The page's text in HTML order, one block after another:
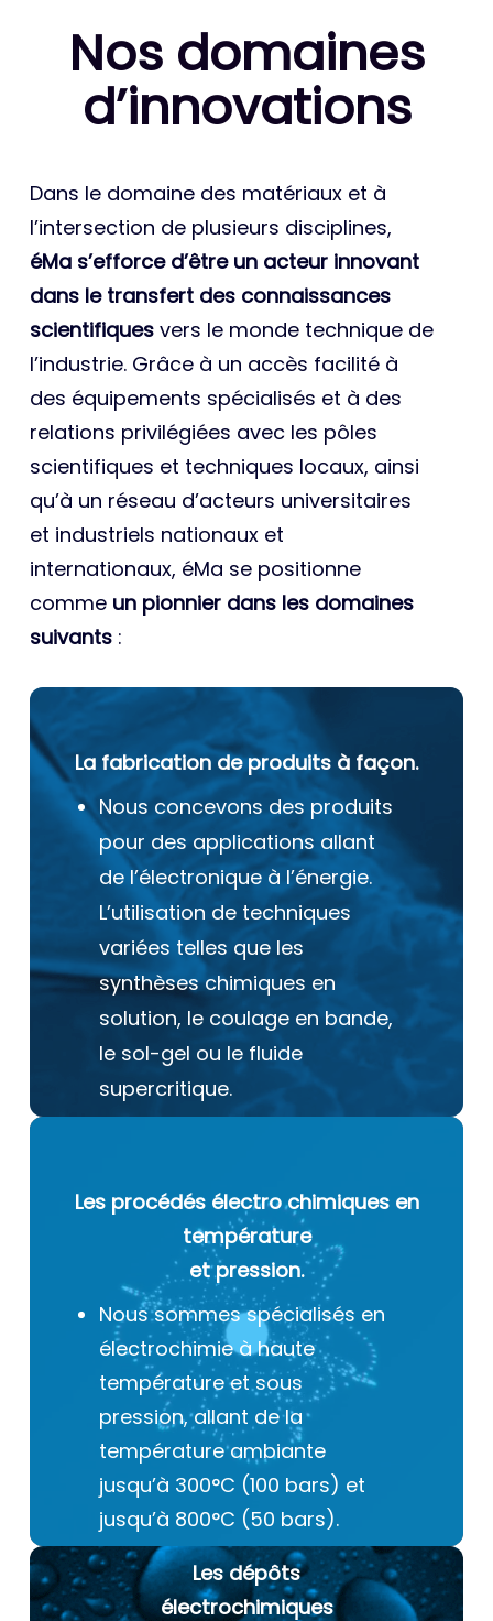
Nos domaines
d’innovations
Dans le domaine des matériaux et à
l’intersection de plusieurs disciplines,
éMa s’efforce d’être un acteur innovant
dans le transfert des connaissances
scientifiques vers le monde technique de
l’industrie. Grâce à un accès facilité à
des équipements spécialisés et à des
relations privilégiées avec les pôles
scientifiques et techniques locaux, ainsi
qu’à un réseau d’acteurs universitaires
et industriels nationaux et
internationaux, éMa se positionne
comme un pionnier dans les domaines
suivants :
La fabrication de produits à façon.
Nous concevons des produits
pour des applications allant
de l’électronique à l’énergie.
L’utilisation de techniques
variées telles que les
synthèses chimiques en
solution, le coulage en bande,
le sol-gel ou le fluide
supercritique.
Les procédés électro chimiques en
température
et pression.
Nous sommes spécialisés en
électrochimie à haute
température et sous
pression, allant de la
température ambiante
jusqu’à 300°C (100 bars) et
jusqu’à 800°C (50 bars).
Les dépôts
électrochimiques